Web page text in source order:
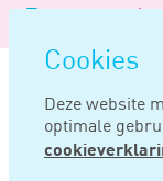
overslaan
Cookies
Deze website
optimale
Logo
Noord
Negentig
Home Nieuws